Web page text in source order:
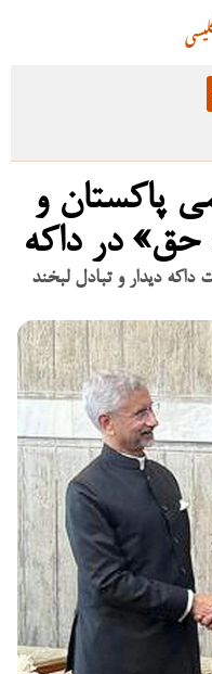
پاکستان و
در داکه
دیدار و تبادل لبخند